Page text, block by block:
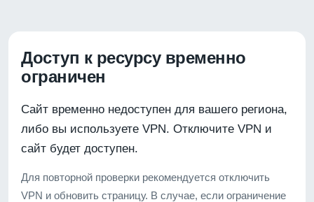
Доступ к ресурсу временно
ограничен
Сайт временно недоступен для вашего региона,
либо вы используете VPN. Отключите VPN и
сайт будет доступен.
Для повторной проверки рекомендуется отключить
VPN и обновить страницу. В случае, если ограничение